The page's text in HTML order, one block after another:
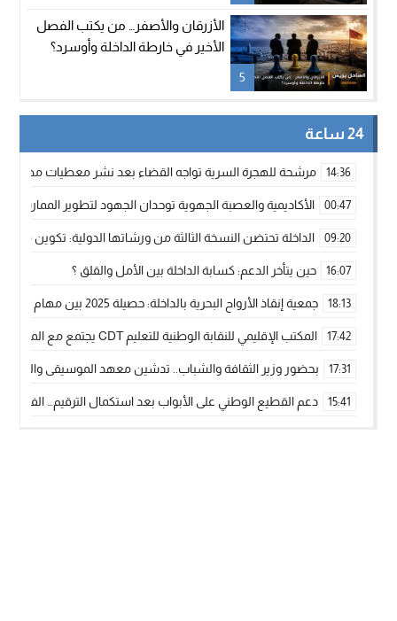
5
الأزرقان والأصفر… من يكتب الفصل
الأخير في خارطة الداخلة وأوسرد؟
24 ساعة
14:36 مرشحة للهجرة السرية تواجه القضاء بعد نشر معطيات مضللة
00:47 الأكاديمية والعصبة الجهوية توحدان الجهود لتطوير الممارسة
09:20 الداخلة تحتضن النسخة الثالثة من ورشاتها الدولية: تكوين
16:07 حين يتأخر الدعم: كسابة الداخلة بين الأمل والقلق ؟
18:13 جمعية إنقاذ الأرواح البحرية بالداخلة: حصيلة 2025 بين مهام الإنقاذ ومشروع “دار البحار”
17:42 المكتب الإقليمي للنقابة الوطنية للتعليم CDT يجتمع مع المدير الإقليمي لمناقشة ملفات جوهرية لنساء ورجال التعليم
17:31 بحضور وزير الثقافة والشباب.. تدشين معهد الموسيقى والفنون
15:41 دعم القطيع الوطني على الأبواب بعد استكمال الترقيم…